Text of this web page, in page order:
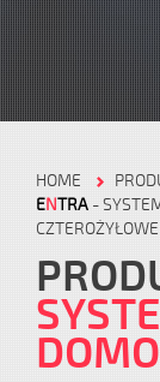
HOME
ENTRA -
CZTEROŻYŁOWE